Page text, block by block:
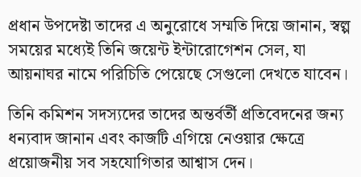
প্রধান উপদেষ্টা তাদের এ অনুরোধে সম্মতি দিয়ে জানান, স্বল্প
সময়ের মধ্যেই তিনি জয়েন্ট ইন্টারোগেশন সেল, যা
আয়নাঘর নামে পরিচিতি পেয়েছে সেগুলো দেখতে যাবেন।
তিনি কমিশন সদস্যদের তাদের অন্তর্বর্তী প্রতিবেদনের জন্য
ধন্যবাদ জানান এবং কাজটি এগিয়ে নেওয়ার ক্ষেত্রে
প্রয়োজনীয় সব সহযোগিতার আশ্বাস দেন।